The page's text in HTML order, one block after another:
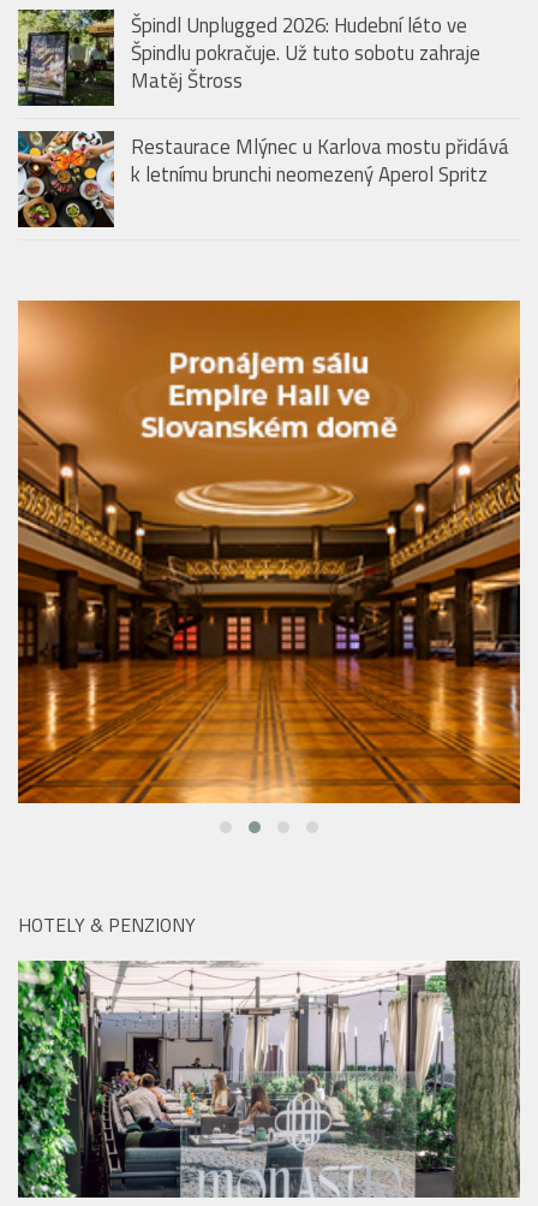
Špindl Unplugged 2026: Hudební léto ve
Špindlu pokračuje. Už tuto sobotu zahraje
Matěj Štross
Restaurace Mlýnec u Karlova mostu přidává
k letnímu brunchi neomezený Aperol Spritz
Hotel Mandarin Oriental na pražské Kampě:
Monastiq BBQ Brunch láká na grilované speciality i